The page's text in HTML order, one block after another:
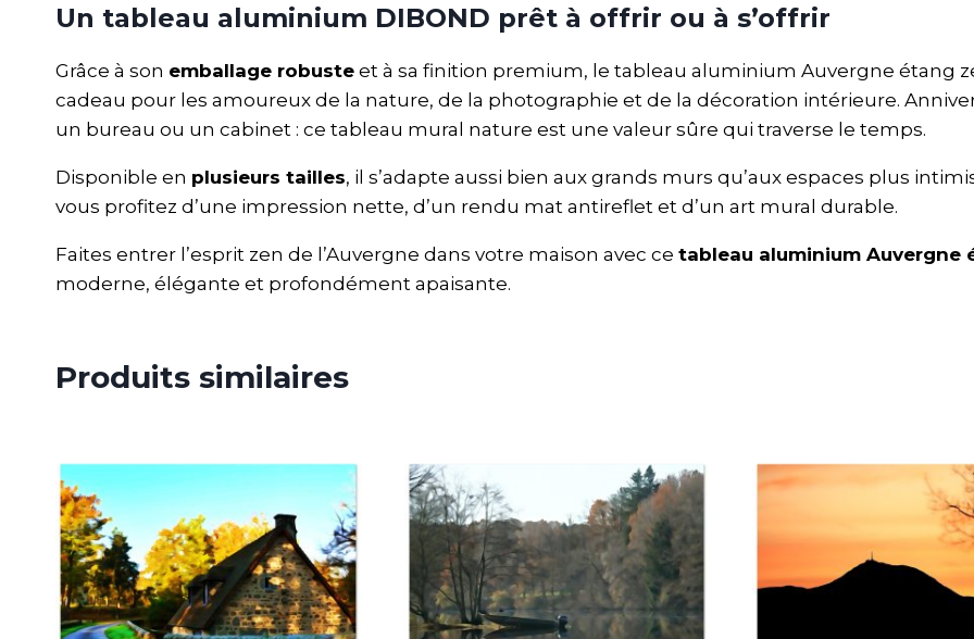
Un tableau aluminium DIBOND prêt à offrir ou à s’offrir
Grâce à son emballage robuste et à sa finition premium, le tableau aluminium Auvergne étang
cadeau pour les amoureux de la nature, de la photographie et de la décoration intérieure.
un bureau ou un cabinet : ce tableau mural nature est une valeur sûre qui traverse le temps.
Disponible en plusieurs tailles, il s’adapte aussi bien aux grands murs qu’aux espaces plus
vous profitez d’une impression nette, d’un rendu mat antireflet et d’un art mural durable.
Faites entrer l’esprit zen de l’Auvergne dans votre maison avec ce tableau aluminium Auvergne
moderne, élégante et profondément apaisante.
Produits similaires